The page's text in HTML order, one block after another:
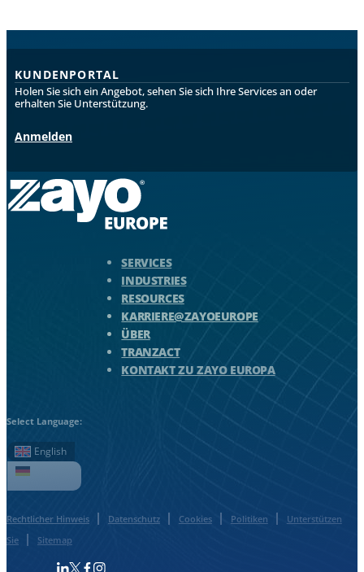
KUNDENPORTAL
Holen Sie sich ein Angebot, sehen Sie sich Ihre Services an oder
erhalten Sie Unterstützung.
Anmelden
SERVICES
INDUSTRIES
RESOURCES
KARRIERE@ZAYOEUROPE
ÜBER
TRANZACT
KONTAKT ZU ZAYO EUROPA
Select Language:
English
Deutsch
Rechtlicher Hinweis Datenschutz Cookies Politiken
Unterstützen
Sie
Sitemap